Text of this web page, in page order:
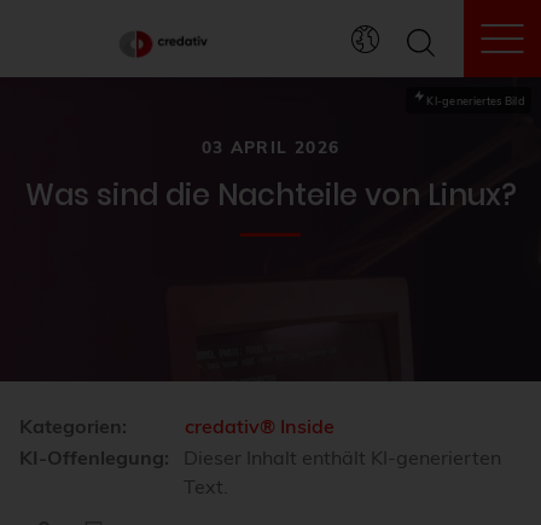
KI-generiertes Bild
03 APRIL 2026
Was sind die Nachteile von Linux?
Kategorien:
credativ® Inside
KI-Offenlegung:
Dieser Inhalt enthält KI-generierten
Text.